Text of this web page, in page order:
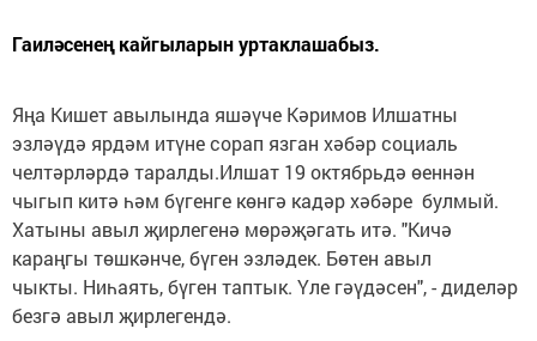
Гаиләсенең кайгыларын уртаклашабыз.
Яңа Кишет авылында яшәүче Кәримов Илшатны
эзләүдә ярдәм итүне сорап язган хәбәр социаль
челтәрләрдә таралды.Илшат 19 октябрьдә өеннән
чыгып китә һәм бүгенге көнгә кадәр хәбәре булмый.
Хатыны авыл җирлегенә мөрәҗәгать итә. "Кичә
караңгы төшкәнче, бүген эзләдек. Бөтен авыл
чыкты. Ниһаять, бүген таптык. Үле гәүдәсен", - диделәр
безгә авыл җирлегендә.